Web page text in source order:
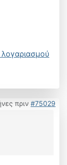
πριν #75029